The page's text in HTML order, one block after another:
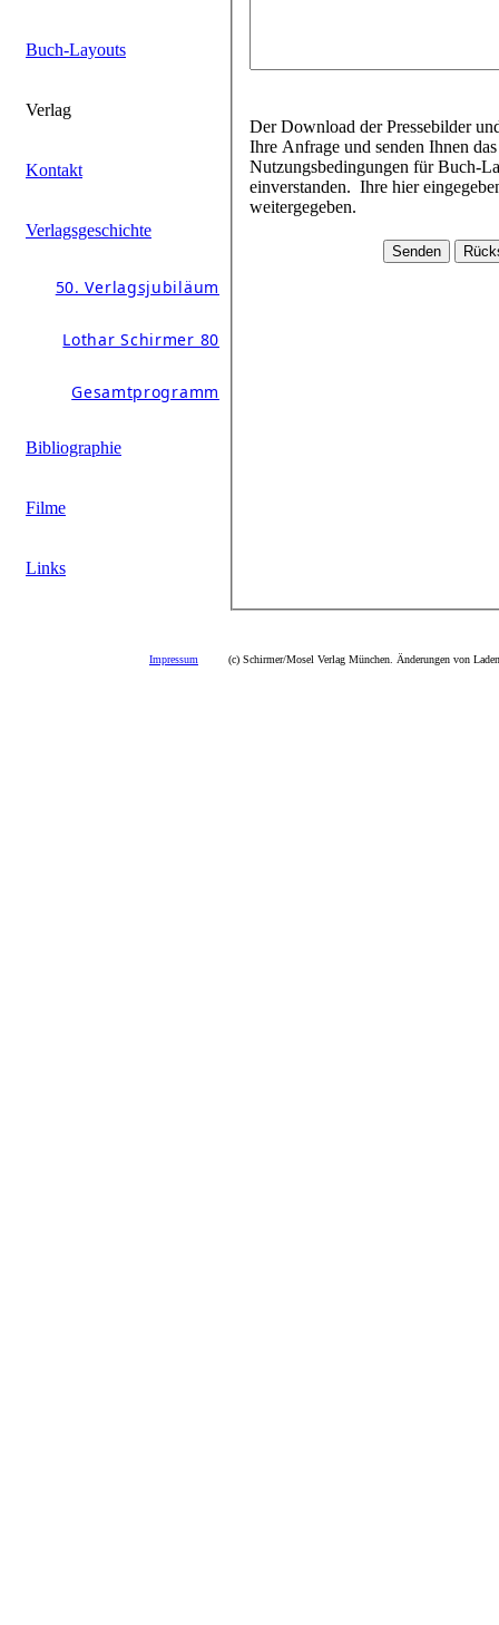
Buch-Layouts
Verlag
Kontakt
Verlagsgeschichte
50. Verlagsjubiläum
Lothar Schirmer 80
Gesamtprogramm
Bibliographie
Filme
Links
Der Download der Pressebilder und Layouts ist für jeden Titel mit einem gesonderten Passwort geschützt. Gerne bearbeiten wir
Ihre Anfrage und senden Ihnen das Passwort schnellstmöglich zu. Mit dem Download der Daten erklären Sie sich mit den
Nutzungsbedingungen für Buch-Layouts und Pressebilder (beim jeweiligen Buchtitel im Pressebereich hinterlegt)
einverstanden. Ihre hier eingegebenen Daten werden durch Schirmer/Mosel nicht an andere Personen oder Unternehmen
weitergegeben.
Impressum (c) Schirmer/Mosel Verlag München. Änderungen von